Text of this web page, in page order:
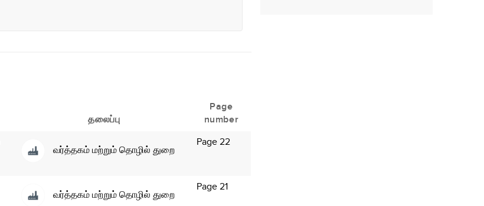
தலைப்பு
Page
number
வர்த்தகம் மற்றும் தொழில் துறை
Page 22
வர்த்தகம் மற்றும் தொழில் துறை
Page 21